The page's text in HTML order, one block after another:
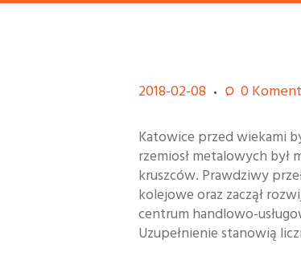
2018-02-08 0
Katowice przed wiekami
rzemiosł metalowych
kruszców. Prawdziwy
kolejowe oraz zaczął
centrum handlowo-
Uzupełnienie stanowią